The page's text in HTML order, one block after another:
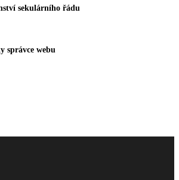
sekulárního řádu
správce webu